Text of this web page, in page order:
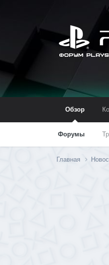
Обзор
Форумы
Главная